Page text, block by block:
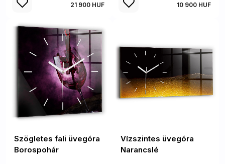
21 900 HUF 10 900 HUF
Szögletes fali üvegóra
Borospohár
Vízszintes üvegóra
Narancslé